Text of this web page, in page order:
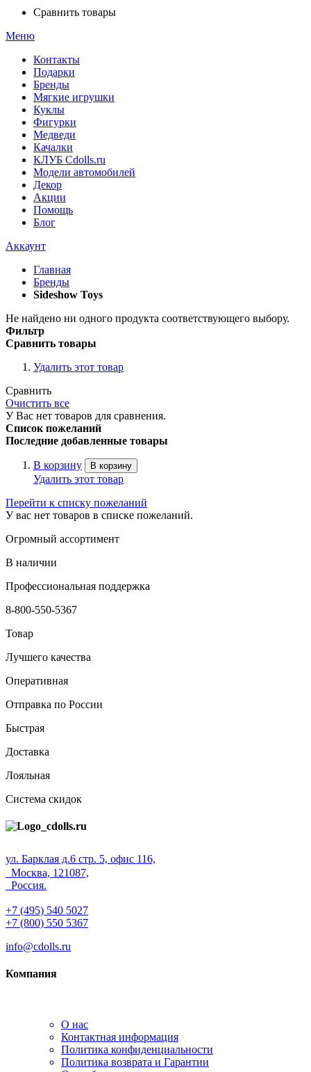
Сравнить товары
Меню
Контакты
Подарки
Бренды
Мягкие игрушки
Куклы
Фигурки
Медведи
Качалки
КЛУБ Cdolls.ru
Модели автомобилей
Декор
Акции
Помощь
Блог
Аккаунт
Главная
Бренды
Sideshow Toys
Не найдено ни одного продукта соответствующего выбору.
Фильтр
Сравнить товары
Удалить этот товар
Сравнить
Очистить все
У Вас нет товаров для сравнения.
Список пожеланий
Последние добавленные товары
В корзину В корзину
Удалить этот товар
Перейти к списку пожеланий
У вас нет товаров в списке пожеланий.
Огромный ассортимент
В наличии
Профессиональная поддержка
8-800-550-5367
Товар
Лучшего качества
Оперативная
Отправка по России
Быстрая
Доставка
Лояльная
Система скидок
ул. Барклая д.6 стр. 5, офис 116,
Москва, 121087,
Россия.
+7 (495) 540 5027
+7 (800) 550 5367
info@cdolls.ru
Компания
О нас
Контактная информация
Политика конфиденциальности
Политика возврата и Гарантии